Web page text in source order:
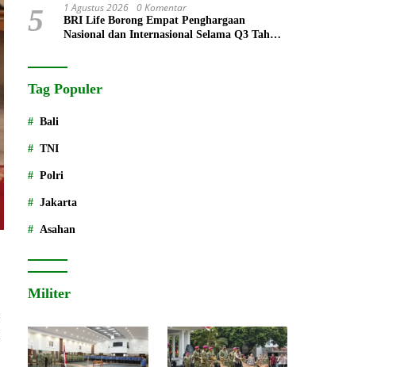
5 1 Agustus 2026 0 Komentar
BRI Life Borong Empat Penghargaan
Nasional dan Internasional Selama Q3 Tahun
Tag Populer
Bali
TNI
Polri
Jakarta
Asahan
Militer